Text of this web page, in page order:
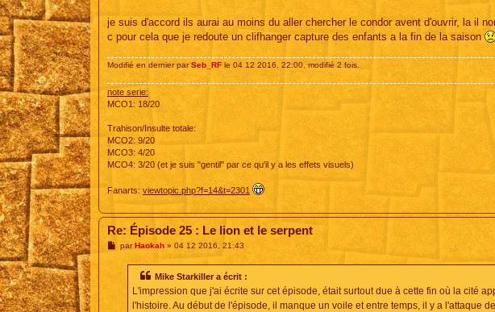
je suis d'accord ils aurai au moins du aller chercher le condor avent d'ouvrir, la il
c pour cela que je redoute un clifhanger capture des enfants a la fin de la saison
Modifié en dernier parSeb_RF le 04 12 2016, 22:00, modifié 2 fois.
note serie:
MCO1: 18/20
Trahison/Insulte totale:
MCO2: 9/20
MCO3: 4/20
MCO4: 3/20 (et je suis "gentil" par ce qu'il y a les effets visuels)
Fanarts: viewtopic.php?f=14&t=2301
Re: Épisode 25 : Le lion et le serpent
MparHaokah» 04 12 2016, 21:43
Mike Starkiller a écrit :
L'impression que j'ai écrite sur cet épisode, était surtout due à cette fin où la cité
l'histoire. Au début de l'épisode, il manque un voile et entre temps, il y a l'attaque